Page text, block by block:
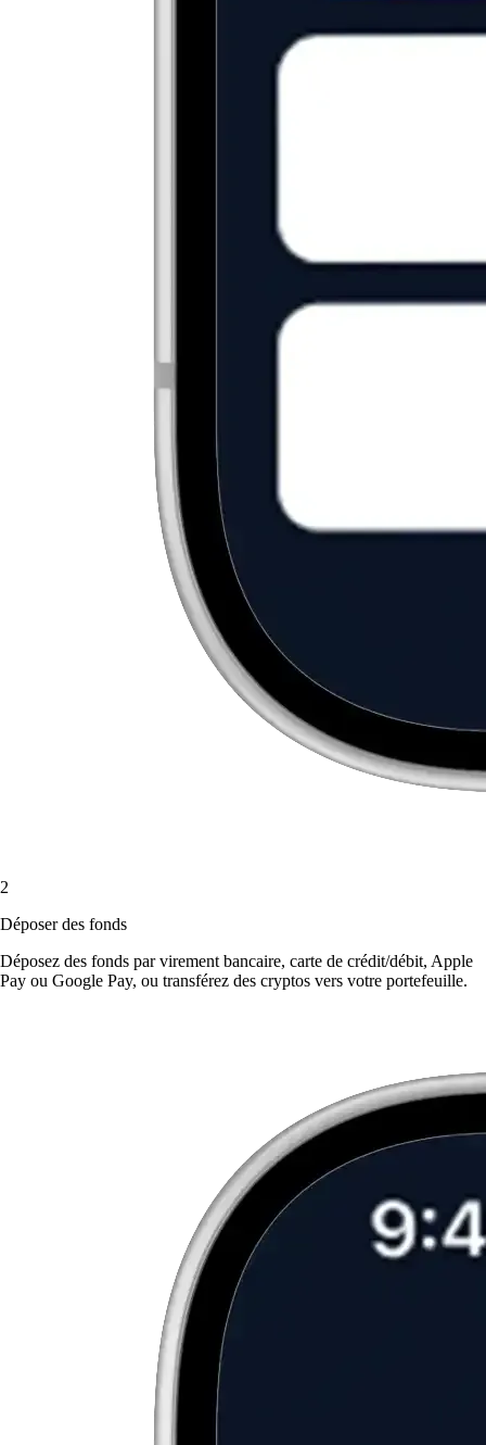
2
Déposer des fonds
Déposez des fonds par virement bancaire, carte de crédit/débit, Apple
Pay ou Google Pay, ou transférez des cryptos vers votre portefeuille.